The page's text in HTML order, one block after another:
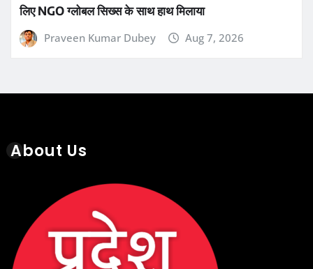
लिए NGO ग्लोबल सिख्स के साथ हाथ मिलाया
Praveen Kumar Dubey Aug 7, 2026
About Us